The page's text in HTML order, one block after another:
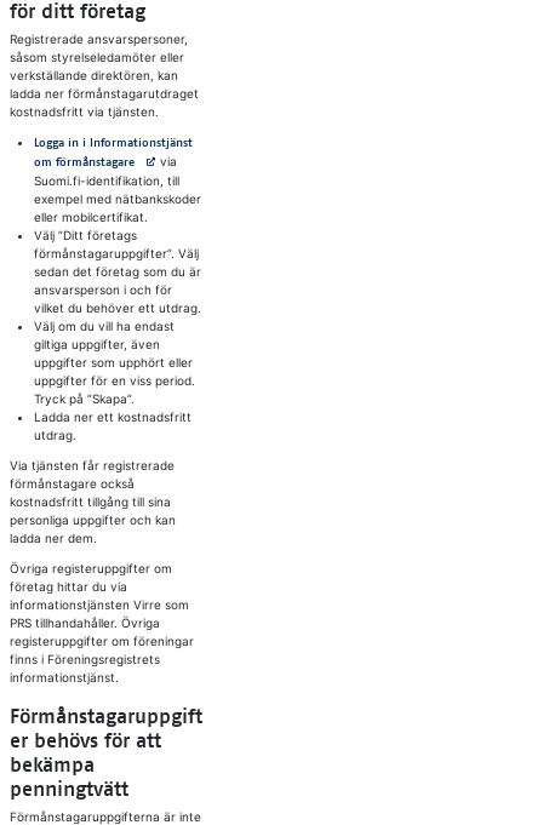
för ditt företag
Registrerade ansvarspersoner,
såsom styrelseledamöter eller
verkställande direktören, kan
ladda ner förmånstagarutdraget
kostnadsfritt via tjänsten.
Logga in i Informationstjänst
om förmånstagareAvautuu uuteen välilehteen
via
Suomi.fi-identifikation, till
exempel med nätbankskoder
eller mobilcertifikat.
Välj ”Ditt företags
förmånstagaruppgifter”. Välj
sedan det företag som du är
ansvarsperson i och för
vilket du behöver ett utdrag.
Välj om du vill ha endast
giltiga uppgifter, även
uppgifter som upphört eller
uppgifter för en viss period.
Tryck på ”Skapa”.
Ladda ner ett kostnadsfritt
utdrag.
Via tjänsten får registrerade
förmånstagare också
kostnadsfritt tillgång till sina
personliga uppgifter och kan
ladda ner dem.
Övriga registeruppgifter om
företag hittar du via
informationstjänsten Virre som
PRS tillhandahåller. Övriga
registeruppgifter om föreningar
finns i Föreningsregistrets
informationstjänst.
Förmånstagaruppgift
er behövs för att
bekämpa
penningtvätt
Förmånstagaruppgifterna är inte